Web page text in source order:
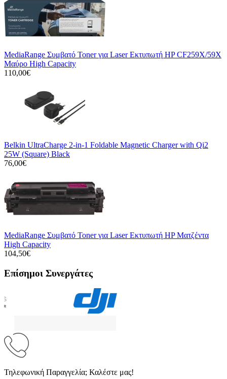
MediaRange Συμβατό Toner για Laser Εκτυπωτή HP CF259X/59X
Μαύρο High Capacity
110,00€
Belkin UltraCharge 2-in-1 Foldable Magnetic Charger with Qi2
25W (Square) Black
76,00€
MediaRange Συμβατό Toner για Laser Εκτυπωτή HP Ματζέντα
High Capacity
104,50€
Επίσημοι Συνεργάτες
Τηλεφωνική Παραγγελία; Καλέστε μας!